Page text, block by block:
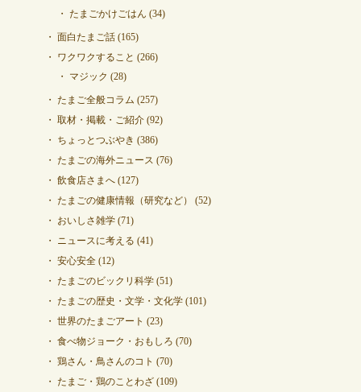
たまごかけごはん (34)
面白たまご話(165)
ワクワクすること (266)
マジック (28)
たまご全般コラム (257)
取材・掲載・ご紹介(92)
ちょっとつぶやき (386)
たまごの海外ニュース (76)
飲食店さまへ(127)
たまごの健康情報（研究など）
(52)
おいしさ雑学(71)
ニュースに考える (41)
安心安全(12)
たまごのビックリ科学(51)
たまごの歴史・文学・文化学(101)
世界のたまごアート (23)
食べ物ジョーク・おもしろ (70)
鶏さん・鳥さんのコト (70)
たまご・鶏のことわざ(109)